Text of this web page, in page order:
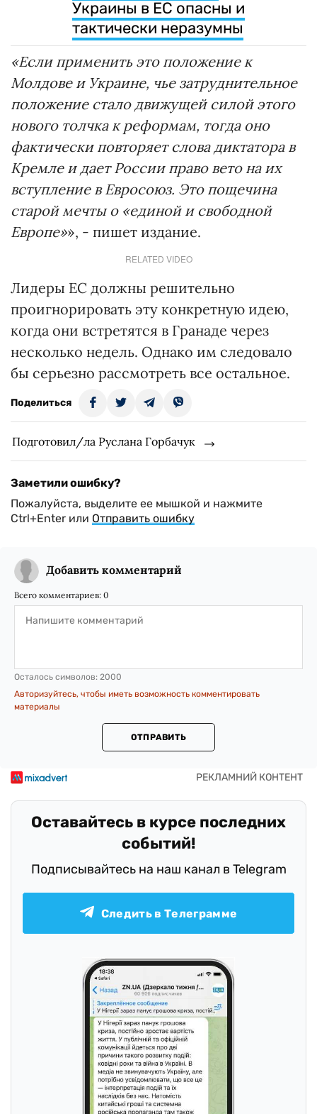
Украины в ЕС опасны и
тактически неразумны
«Если применить это положение к
Молдове и Украине, чье затруднительное
положение стало движущей силой этого
нового толчка к реформам, тогда оно
фактически повторяет слова диктатора в
Кремле и дает России право вето на их
вступление в Евросоюз. Это пощечина
старой мечты о «единой и свободной
Европе»», - пишет издание.
RELATED VIDEO
Лидеры ЕС должны решительно
проигнорировать эту конкретную идею,
когда они встретятся в Гранаде через
несколько недель. Однако им следовало
бы серьезно рассмотреть все остальное.
Поделиться
Подготовил/ла Руслана Горбачук
Заметили ошибку?
Пожалуйста, выделите ее мышкой и нажмите
Ctrl+Enter или Отправить ошибку
Добавить комментарий
Всего комментариев: 0
Осталось символов: 2000
Авторизуйтесь, чтобы иметь возможность комментировать
материалы
ОТПРАВИТЬ
Оставайтесь в курсе последних
событий!
Подписывайтесь на наш канал в Telegram
Следить в Телеграмме